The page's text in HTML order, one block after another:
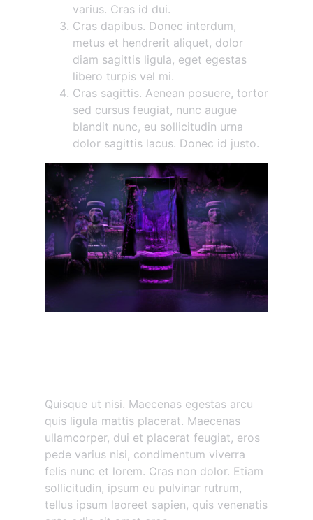
varius. Cras id dui.
Cras dapibus. Donec interdum,
metus et hendrerit aliquet, dolor
diam sagittis ligula, eget egestas
libero turpis vel mi.
Cras sagittis. Aenean posuere, tortor
sed cursus feugiat, nunc augue
blandit nunc, eu sollicitudin urna
dolor sagittis lacus. Donec id justo.
Quisque ut nisi. Maecenas egestas arcu
quis ligula mattis placerat. Maecenas
ullamcorper, dui et placerat feugiat, eros
pede varius nisi, condimentum viverra
felis nunc et lorem. Cras non dolor. Etiam
sollicitudin, ipsum eu pulvinar rutrum,
tellus ipsum laoreet sapien, quis venenatis